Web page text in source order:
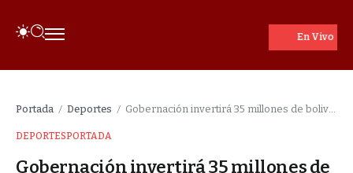
En Vivo
Portada / Deportes / Gobernación invertirá 35 millones de bolivianos para cambiar el sistema de iluminción del Estadio Tahuichi Aguilera
DEPORTESPORTADA
Gobernación invertirá 35 millones de